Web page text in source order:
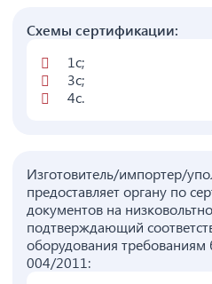
Схемы сертификации:
1с;
3с;
4с.
Изготовитель/импортер/
предоставляет органу по
документов на
подтверждающий
оборудования требованиям
004/2011: